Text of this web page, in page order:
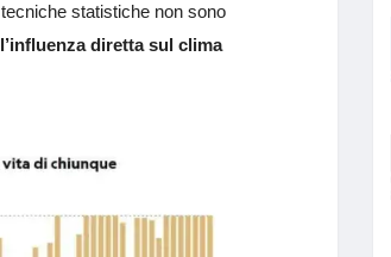
statistiche non sono
l’influenza diretta sul clima